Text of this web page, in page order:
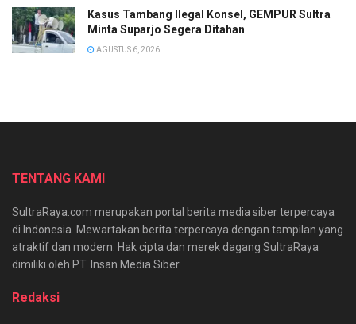
Kasus Tambang Ilegal Konsel, GEMPUR Sultra
Minta Suparjo Segera Ditahan
AGUSTUS 6, 2026
TENTANG KAMI
SultraRaya.com merupakan portal berita media siber terpercaya
di Indonesia. Mewartakan berita terpercaya dengan tampilan yang
atraktif dan modern. Hak cipta dan merek dagang SultraRaya
dimiliki oleh PT. Insan Media Siber.
Redaksi